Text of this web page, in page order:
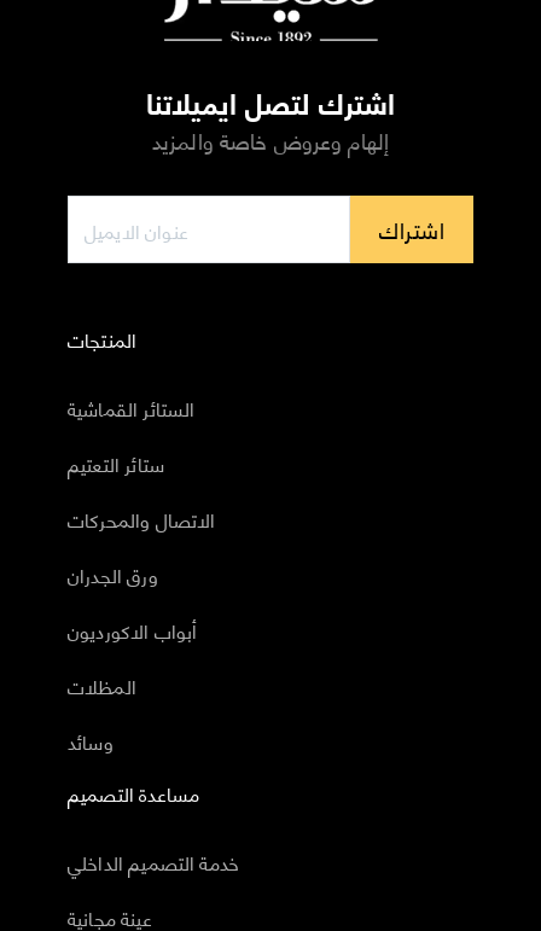
اشترك لتصل ايميلاتنا
إلهام وعروض خاصة والمزيد
اشتراك
المنتجات
الستائر القماشية
ستائر التعتيم
الاتصال والمحركات
ورق الجدران
أبواب الاكورديون
المظلات
وسائد
مساعدة التصميم
خدمة التصميم الداخلي
عينة مجانية